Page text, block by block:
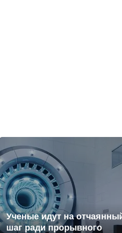
Ученые идут на
шаг ради прорывного